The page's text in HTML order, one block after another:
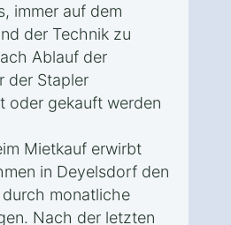
immer auf dem
der Technik zu
Ablauf der
der Stapler
oder gekauft werden
Mietkauf erwirbt
in Deyelsdorf den
monatliche
Nach der letzten